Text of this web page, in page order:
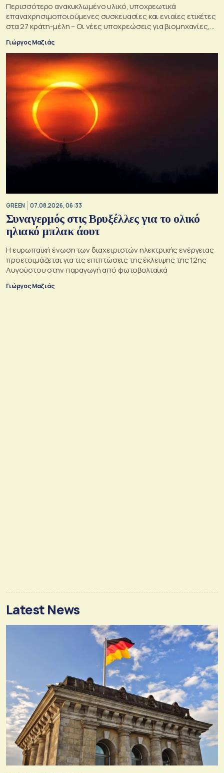
Περισσότερο ανακυκλωμένο υλικό, υποχρεωτικά
επαναχρησιμοποιούμενες συσκευασίες και ενιαίες ετικέτες
στα 27 κράτη-μέλη – Οι νέες υποχρεώσεις για βιομηχανίες,
Γιώργος Μαζιάς
GREEN 07.08.2026, 06:33
Συναγερμός στις Βρυξέλλες για το ολικό
ηλιακό μπλακ άουτ
Η ευρωπαϊκή ένωση των διαχειριστών ηλεκτρικής ενέργειας
προετοιμάζεται για τις επιπτώσεις της έκλειψης της 12ης
Αυγούστου στην παραγωγή από φωτοβολταϊκά
Γιώργος Μαζιάς
Latest News